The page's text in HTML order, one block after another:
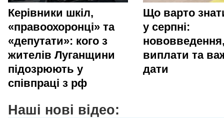
Керівники шкіл,
«правоохоронці» та
«депутати»: кого з
жителів Луганщини
підозрюють у
співпраці з рф
Що варто
у серпні:
виплати та
дати
Наші нові відео: